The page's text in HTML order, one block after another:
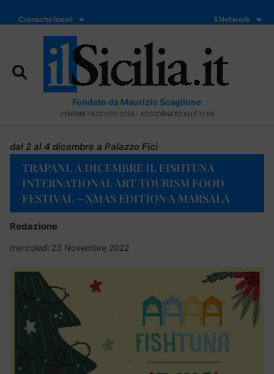
Cronache locali Il Network
Fondato da Maurizio Scaglione
VENERDÌ 7 AGOSTO 2026 - AGGIORNATO ALLE 12:58
dal 2 al 4 dicembre a Palazzo Fici
TRAPANI, A DICEMBRE IL FISHTUNA
INTERNATIONAL ART TOURISM FOOD
FESTIVAL – XMAS EDITION A MARSALA
Redazione
mercoledì 23 Novembre 2022